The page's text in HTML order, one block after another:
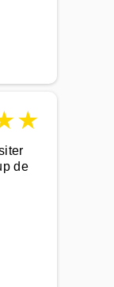
★
de